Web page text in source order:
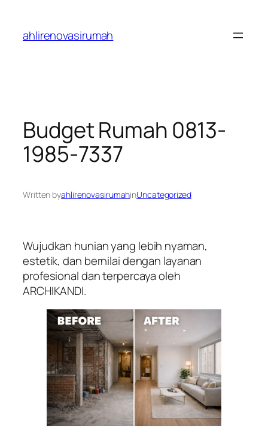
content
ahlirenovasirumah
Budget Rumah 0813-
1985-7337
Written byahlirenovasirumahinUncategorized
Wujudkan hunian yang lebih nyaman,
estetik, dan bernilai dengan layanan
profesional dan terpercaya oleh
ARCHIKANDI.